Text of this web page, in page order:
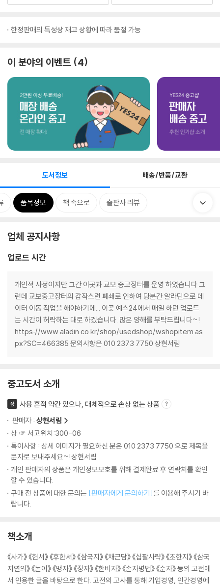
한정판매의 특성상 재고 상황에 따라 품절 가능
이 분야의 이벤트 4
도서정보 배송/반품/교환
품목정보 책 속으로 출판사 리뷰
업체 공지사항
업로드 시간
개인적 사정이지만 그간 이곳과 교보 중고장터를 운영 하였습니다 그
런데 교보중고장터의 갑작스런 폐쇄로 인하여 당분간 알라딘으로 데
이터 이동 작업을 해야하기에... 이곳 예스24에서 매일 하던 업로드
는 시간이 허락하는 대로 하겠습니다. 많은 양해를 부탁드립니다~!
https://www.aladin.co.kr/shop/usedshop/wshopitem.as
px?SC=466385 문의사항은 010 2373 7750 상현서림
중고도서 소개
상
사용 흔적 약간 있으나, 대체적으로 손상 없는 상품
판매자 : 상현서림
상 ☞ 서고위치:300-06
특이사항 : 상세 이미지가 필요하신 분은 010 2373 7750 으로 제목을
문자로 보내주세요~!상현서림
개인 판매자의 상품은 개인정보보호를 위해 결제완료 후 연락처를 확인
할 수 있습니다.
구매 전 상품에 대한 문의는 [판매자에게 문의하기]를 이용해 주시기 바
랍니다.
책소개
《사가》 《헌서》 《후한서》 《삼국지》 《채근담》 《십팔사략》 《초한지》 《삼국
지연의》 《논어》 《맹자》 《장자》 《한비자》 《손자병법》 《순자》 등의 고전에
서 인용한 글을 바탕으로 한다. 고전의 고사를 통해 기업경영, 인간경영에